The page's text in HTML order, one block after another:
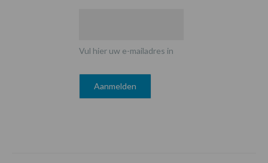
Vul hier uw e-mailadres in